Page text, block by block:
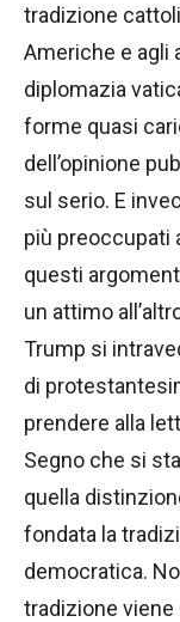
tradizione
Americhe e agli
diplomazia
forme quasi
dell’opinione
sul serio. E
più preoccupati
questi
un attimo
Trump si
di
prendere alla
Segno che si
quella
fondata la
democratica.
tradizione viene